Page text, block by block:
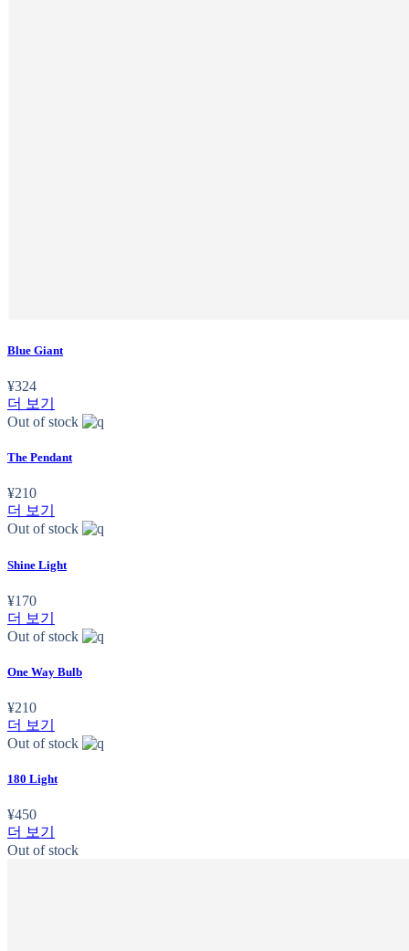
Blue Giant
¥324
더 보기
Out of stock
The Pendant
¥210
더 보기
Out of stock
Shine Light
¥170
더 보기
Out of stock
One Way Bulb
¥210
더 보기
Out of stock
180 Light
¥450
더 보기
Out of stock